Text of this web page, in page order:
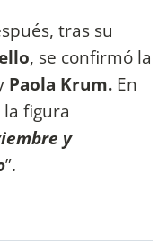
tras su
, se confirmó la
Paola Krum. En
la figura
y
”.